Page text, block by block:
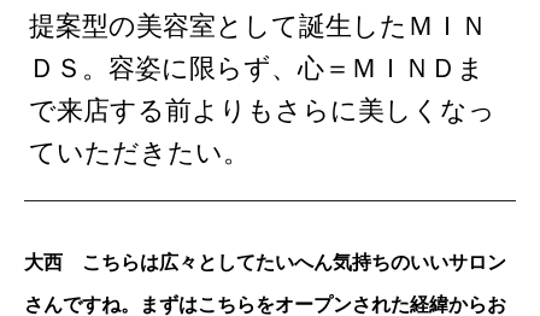
提案型の美容室として誕生したＭＩＮ
ＤＳ。容姿に限らず、心＝ＭＩＮＤま
で来店する前よりもさらに美しくなっ
ていただきたい。
大西 こちらは広々としてたいへん気持ちのいいサロン
さんですね。まずはこちらをオープンされた経緯からお